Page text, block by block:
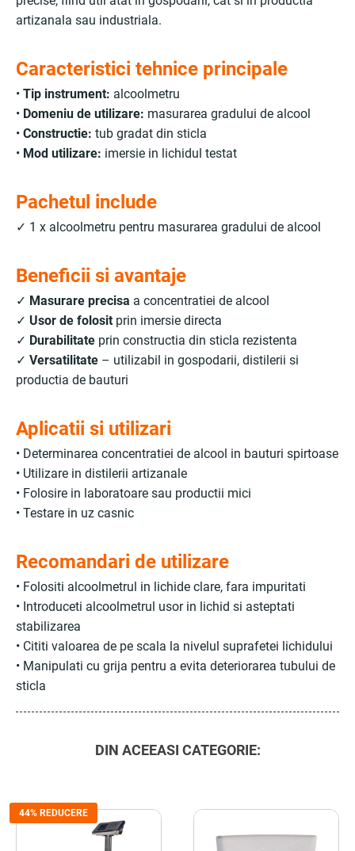
artizanala sau industriala.
Caracteristici tehnice principale
• Tip instrument: alcoolmetru
• Domeniu de utilizare: masurarea gradului de alcool
• Constructie: tub gradat din sticla
• Mod utilizare: imersie in lichidul testat
Pachetul include
✓ 1 x alcoolmetru pentru masurarea gradului de alcool
Beneficii si avantaje
✓ Masurare precisa a concentratiei de alcool
✓ Usor de folosit prin imersie directa
✓ Durabilitate prin constructia din sticla rezistenta
✓ Versatilitate – utilizabil in gospodarii, distilerii si
productia de bauturi
Aplicatii si utilizari
• Determinarea concentratiei de alcool in bauturi spirtoase
• Utilizare in distilerii artizanale
• Folosire in laboratoare sau productii mici
• Testare in uz casnic
Recomandari de utilizare
• Folositi alcoolmetrul in lichide clare, fara impuritati
• Introduceti alcoolmetrul usor in lichid si asteptati
stabilizarea
• Cititi valoarea de pe scala la nivelul suprafetei lichidului
• Manipulati cu grija pentru a evita deteriorarea tubului de
sticla
DIN ACEEASI CATEGORIE:
44% REDUCERE